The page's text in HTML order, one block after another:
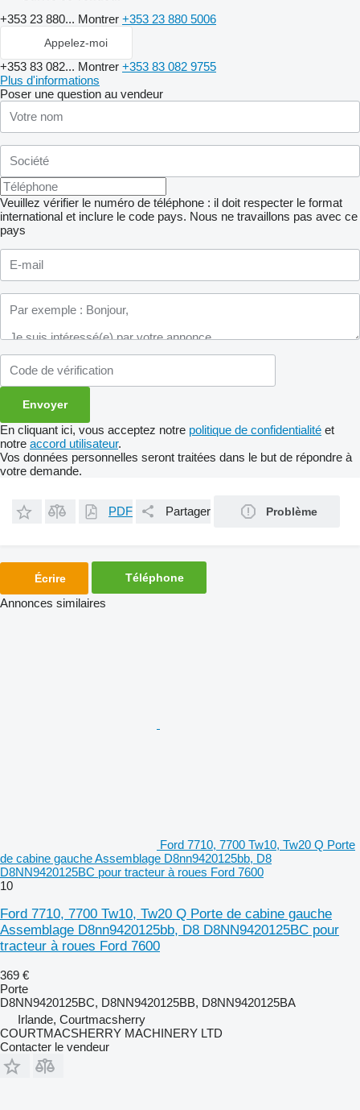
+353 23 880... Montrer +353 23 880 5006
Appelez-moi
+353 83 082... Montrer +353 83 082 9755
Plus d'informations
Poser une question au vendeur
Veuillez vérifier le numéro de téléphone : il doit respecter le format
international et inclure le code pays. Nous ne travaillons pas avec ce
pays
En cliquant ici, vous acceptez notre politique de confidentialité et
notre accord utilisateur.
Vos données personnelles seront traitées dans le but de répondre à
votre demande.
PDF Partager Problème
Écrire Téléphone
Annonces similaires
Ford 7710, 7700 Tw10, Tw20 Q Porte
de cabine gauche Assemblage D8nn9420125bb, D8
D8NN9420125BC pour tracteur à roues Ford 7600
10
Ford 7710, 7700 Tw10, Tw20 Q Porte de cabine gauche
Assemblage D8nn9420125bb, D8 D8NN9420125BC pour
tracteur à roues Ford 7600
369 €
Porte
D8NN9420125BC, D8NN9420125BB, D8NN9420125BA
Irlande, Courtmacsherry
COURTMACSHERRY MACHINERY LTD
Contacter le vendeur